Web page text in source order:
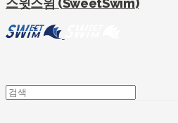
스윗스윔 (SweetSwim)